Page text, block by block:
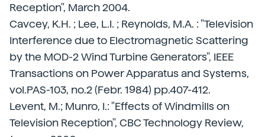
Reception", March 2004.
Cavcey, K.H. ; Lee, L.I. ; Reynolds, M.A. : "Television
Interference due to Electromagnetic Scattering
by the MOD-2 Wind Turbine Generators", IEEE
Transactions on Power Apparatus and Systems,
vol.PAS-103, no.2 (Febr. 1984) pp.407-412.
Levent, M.; Munro, I.: "Effects of Windmills on
Television Reception", CBC Technology Review,